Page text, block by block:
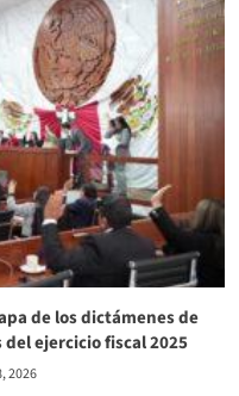
de los dictámenes de
ejercicio fiscal 2025
2026